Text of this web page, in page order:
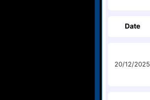
Date
20/12/2025